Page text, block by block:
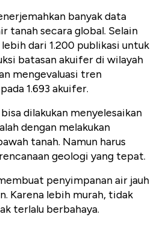
banyak data
tanah secara global. Selain
dari 1.200 publikasi untuk
batasan akuifer di wilayah
mengevaluasi tren
1.693 akuifer.
dilakukan menyelesaikan
dengan melakukan
tanah. Namun harus
geologi yang tepat.
penyimpanan air jauh
Karena lebih murah, tidak
terlalu berbahaya.